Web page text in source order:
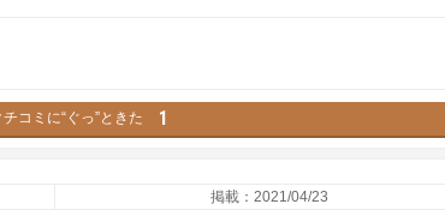
コミに“ぐっ”ときた 1
掲載：2021/04/23